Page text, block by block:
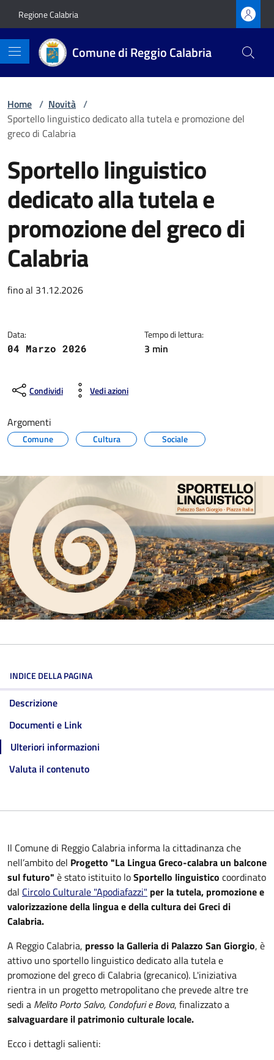
Regione Calabria
Comune di Reggio Calabria
Home / Novità /
Sportello linguistico dedicato alla tutela e promozione del
greco di Calabria
Sportello linguistico
dedicato alla tutela e
promozione del greco di
Calabria
Dettagli della notizia
fino al 31.12.2026
Data:
04 Marzo 2026
Tempo di lettura:
3 min
Condividi Vedi azioni
Argomenti
Comune Cultura Sociale
INDICE DELLA PAGINA
Descrizione
Documenti e Link
Ulteriori informazioni
Valuta il contenuto
Il Comune di Reggio Calabria informa la cittadinanza che
nell’ambito del Progetto "La Lingua Greco-calabra un balcone
sul futuro" è stato istituito loSportello linguistico coordinato
dal Circolo Culturale "Apodiafazzi" per la tutela, promozione e
valorizzazione della lingua e della cultura dei Greci di
Calabria.
A Reggio Calabria, presso la Galleria di Palazzo San Giorgio, è
attivo uno sportello linguistico dedicato alla tutela e
promozione del greco di Calabria (grecanico). L'iniziativa
rientra in un progetto metropolitano che prevede altre tre
sedi a Melito Porto Salvo, Condofuri e Bova, finalizzato a
salvaguardare il patrimonio culturale locale.
Ecco i dettagli salienti: